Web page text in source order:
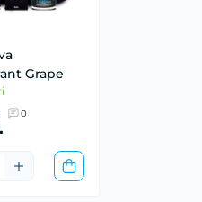
Grape
0